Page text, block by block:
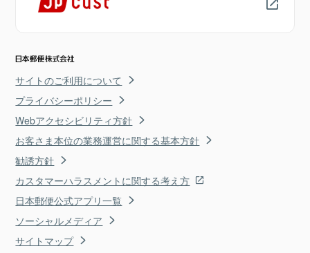
サイトのご利用について
プライバシーポリシー
Webアクセシビリティ方針
お客さま本位の業務運営に関する基本方針
勧誘方針
カスタマーハラスメントに関する考え方
日本郵便公式アプリ一覧
ソーシャルメディア
サイトマップ